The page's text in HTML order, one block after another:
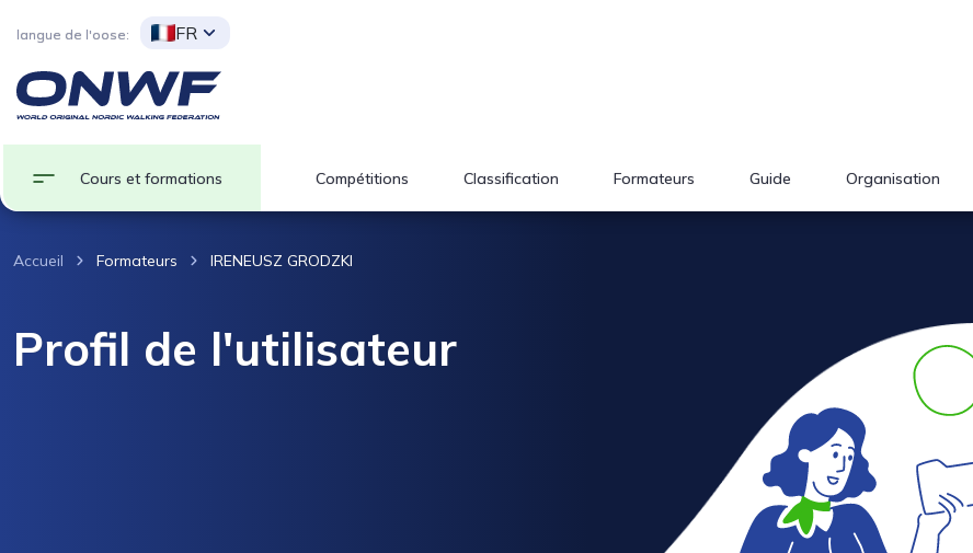
langue de l'oose: FR
Cours et formations Compétitions Classification Formateurs Guide Organisation
Accueil Formateurs IRENEUSZ GRODZKI
Profil de l'utilisateur